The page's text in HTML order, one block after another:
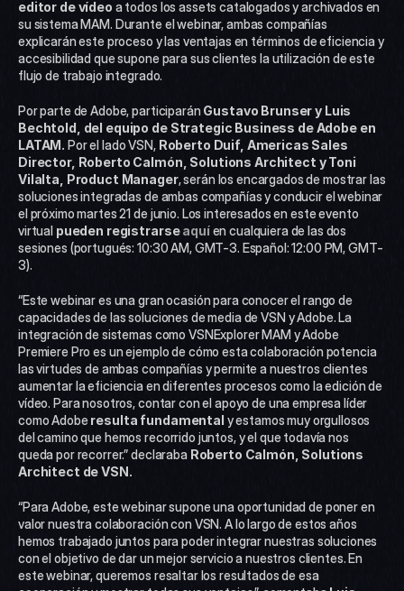
editor de vídeo a todos los assets catalogados y archivados en
su sistema MAM. Durante el webinar, ambas compañías
explicarán este proceso y las ventajas en términos de eficiencia y
accesibilidad que supone para sus clientes la utilización de este
flujo de trabajo integrado.
Por parte de Adobe, participarán Gustavo Brunser y Luis
Bechtold, del equipo de Strategic Business de Adobe en
LATAM. Por el lado VSN, Roberto Duif, Americas Sales
Director, Roberto Calmón, Solutions Architect y Toni
Vilalta, Product Manager, serán los encargados de mostrar las
soluciones integradas de ambas compañías y conducir el webinar
el próximo martes 21 de junio. Los interesados en este evento
virtual pueden registrarse aquí en cualquiera de las dos
sesiones (portugués: 10:30 AM, GMT-3. Español: 12:00 PM, GMT-
3).
“Este webinar es una gran ocasión para conocer el rango de
capacidades de las soluciones de media de VSN y Adobe. La
integración de sistemas como VSNExplorer MAM y Adobe
Premiere Pro es un ejemplo de cómo esta colaboración potencia
las virtudes de ambas compañías y permite a nuestros clientes
aumentar la eficiencia en diferentes procesos como la edición de
vídeo. Para nosotros, contar con el apoyo de una empresa líder
como Adobe resulta fundamental y estamos muy orgullosos
del camino que hemos recorrido juntos, y el que todavía nos
queda por recorrer.” declaraba Roberto Calmón, Solutions
Architect de VSN.
“Para Adobe, este webinar supone una oportunidad de poner en
valor nuestra colaboración con VSN. A lo largo de estos años
hemos trabajado juntos para poder integrar nuestras soluciones
con el objetivo de dar un mejor servicio a nuestros clientes. En
este webinar, queremos resaltar los resultados de esa